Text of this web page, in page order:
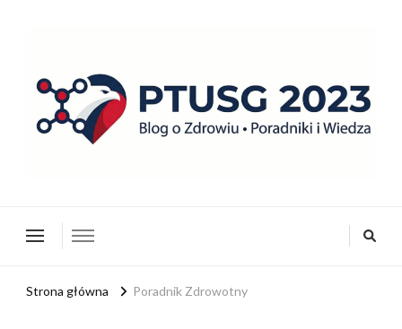
Strona główna Poradnik Zdrowotny